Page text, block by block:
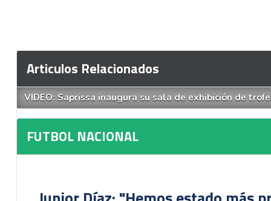
Articulos Relacionados
VIDEO: Saprissa inaugura su sala de exhibición de
FUTBOL NACIONAL